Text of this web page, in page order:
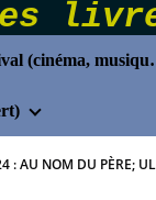
: AU NOM DU PÈRE;